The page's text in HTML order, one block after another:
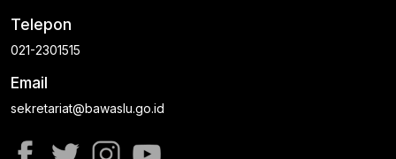
Telepon
021-2301515
Email
sekretariat@bawaslu.go.id